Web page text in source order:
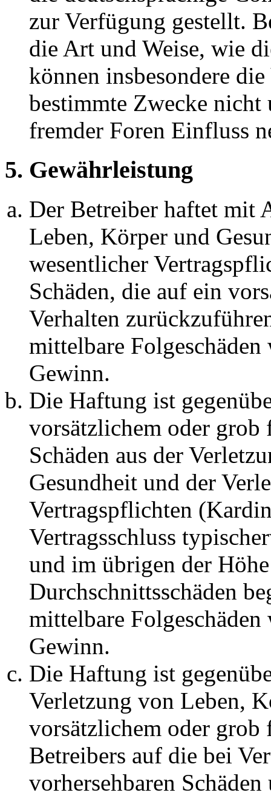
zur Verfügung gestellt.
die Art und Weise, wie
können insbesondere
bestimmte Zwecke nicht
fremder Foren Einfluss
5. Gewährleistung
Der Betreiber haftet mit
Leben, Körper und
wesentlicher
Schäden, die auf ein
Verhalten
mittelbare Folgeschäden
Gewinn.
Die Haftung ist
vorsätzlichem oder grob
Schäden aus der
Gesundheit und der
Vertragspflichten
Vertragsschluss
und im übrigen der
Durchschnittsschäden
mittelbare Folgeschäden
Gewinn.
Die Haftung ist
Verletzung von Leben,
vorsätzlichem oder grob
Betreibers auf die bei
vorhersehbaren